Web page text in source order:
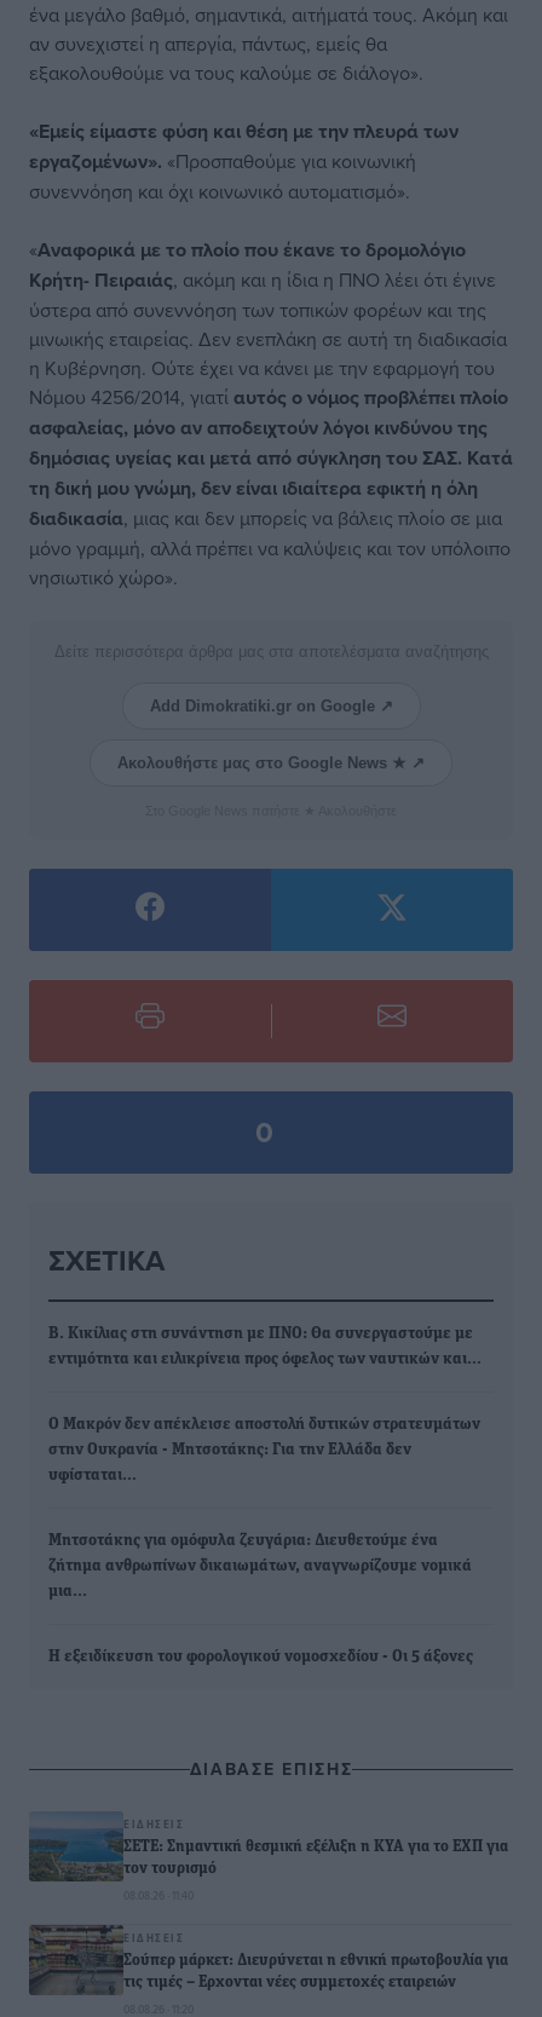
ένα μεγάλο βαθμό, σημαντικά, αιτήματά τους. Ακόμη και
αν συνεχιστεί η απεργία, πάντως, εμείς θα
εξακολουθούμε να τους καλούμε σε διάλογο».
«Εμείς είμαστε φύση και θέση με την πλευρά των
εργαζομένων». «Προσπαθούμε για κοινωνική
συνεννόηση και όχι κοινωνικό αυτοματισμό».
«Αναφορικά με το πλοίο που έκανε το δρομολόγιο
Κρήτη- Πειραιάς, ακόμη και η ίδια η ΠΝΟ λέει ότι έγινε
ύστερα από συνεννόηση των τοπικών φορέων και της
μινωικής εταιρείας. Δεν ενεπλάκη σε αυτή τη διαδικασία
η Κυβέρνηση. Ούτε έχει να κάνει με την εφαρμογή του
Νόμου 4256/2014, γιατίαυτός ο νόμος προβλέπει πλοίο
ασφαλείας, μόνο αν αποδειχτούν λόγοι κινδύνου της
δημόσιας υγείας και μετά από σύγκληση του ΣΑΣ. Κατά
τη δική μου γνώμη, δεν είναι ιδιαίτερα εφικτή η όλη
διαδικασία, μιας και δεν μπορείς να βάλεις πλοίο σε μια
μόνο γραμμή, αλλά πρέπει να καλύψεις και τον υπόλοιπο
νησιωτικό χώρο».
Δείτε περισσότερα άρθρα μας στα αποτελέσματα αναζήτησης
Add Dimokratiki.gr on Google ↗
Ακολουθήστε μας στο Google News ★ ↗
0
ΣΧΕΤΙΚΆ
Β. Κικίλιας στη συνάντηση με ΠΝΟ: Θα συνεργαστούμε με
εντιμότητα και ειλικρίνεια προς όφελος των ναυτικών και…
Ο Μακρόν δεν απέκλεισε αποστολή δυτικών στρατευμάτων
στην Ουκρανία - Μητσοτάκης: Για την Ελλάδα δεν
υφίσταται…
Μητσοτάκης για ομόφυλα ζευγάρια: Διευθετούμε ένα
ζήτημα ανθρωπίνων δικαιωμάτων, αναγνωρίζουμε νομικά
μια…
Η εξειδίκευση του φορολογικού νομοσχεδίου - Οι 5 άξονες
ΔΙΑΒΑΣΕ ΕΠΙΣΗΣ
ΕΙΔΉΣΕΙΣ
ΣΕΤΕ: Σημαντική θεσμική εξέλιξη η ΚΥΑ για το ΕΧΠ για
τον τουρισμό
08.08.26 · 11:40
ΕΙΔΉΣΕΙΣ
Σούπερ μάρκετ: Διευρύνεται η εθνική πρωτοβουλία για
τις τιμές – Eρχονται νέες συμμετοχές εταιρειών
08.08.26 · 11:20